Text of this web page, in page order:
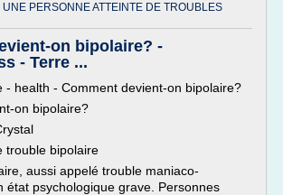
PERSONNE ATTEINTE DE TROUBLES
on bipolaire? -
- Terre ...
- health - Comment devient-on bipolaire?
on bipolaire?
trouble bipolaire
aussi appelé trouble maniaco-
état psychologique grave. Personnes